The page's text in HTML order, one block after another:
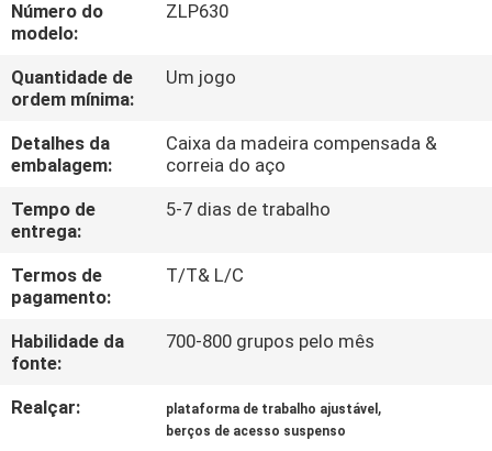
EXCURSÃO
DA
FÁBRICA
CONTROLE
DA
CONTACTE-
NOS
Número do
modelo:
ZLP630
Quantidade de
ordem mínima:
Um jogo
Detalhes da
embalagem:
Caixa da madeira compensada &
correia do aço
Tempo de
entrega:
5-7 dias de trabalho
Termos de
pagamento:
T/T& L/C
Habilidade da
fonte:
700-800 grupos pelo mês
Realçar: plataforma de trabalho ajustável ,
berços de acesso suspenso